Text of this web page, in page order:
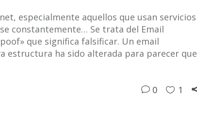
especialmente aquellos que usan servicios
constantemente… Se trata del Email
que significa falsificar. Un email
estructura ha sido alterada para parecer que
0 1